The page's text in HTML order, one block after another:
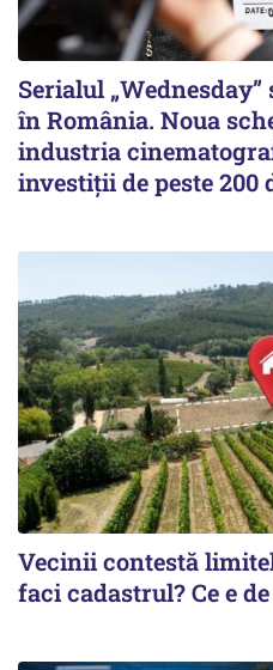
Serialul
în România. Noua
industria
investiții de peste 200
Vecinii contestă
faci cadastrul? Ce e